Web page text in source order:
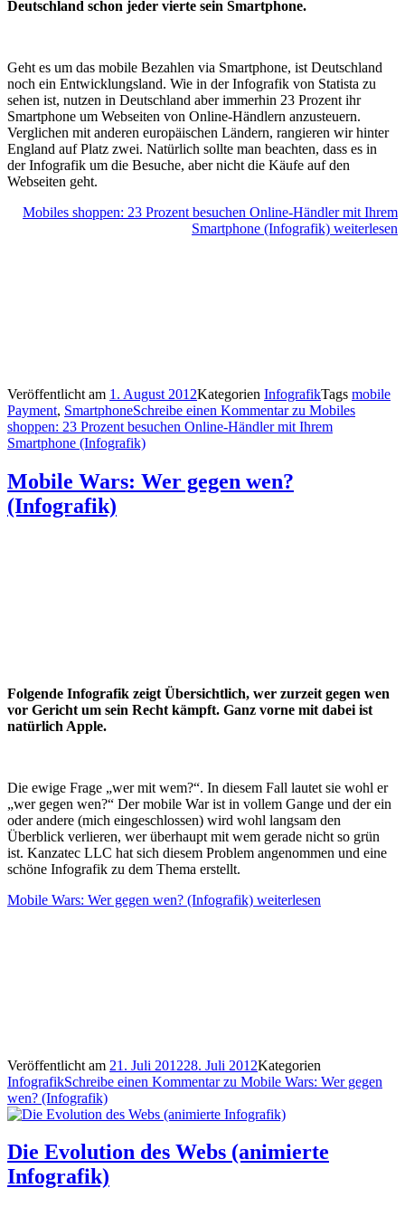
Deutschland schon jeder vierte sein Smartphone.
Geht es um das mobile Bezahlen via Smartphone, ist Deutschland
noch ein Entwicklungsland. Wie in der Infografik von Statista zu
sehen ist, nutzen in Deutschland aber immerhin 23 Prozent ihr
Smartphone um Webseiten von Online-Händlern anzusteuern.
Verglichen mit anderen europäischen Ländern, rangieren wir hinter
England auf Platz zwei. Natürlich sollte man beachten, dass es in
der Infografik um die Besuche, aber nicht die Käufe auf den
Webseiten geht.
Mobiles shoppen: 23 Prozent besuchen Online-Händler mit Ihrem
Smartphone (Infografik) weiterlesen
Veröffentlicht am 1. August 2012Kategorien InfografikTags mobile
Payment, SmartphoneSchreibe einen Kommentarzu Mobiles
shoppen: 23 Prozent besuchen Online-Händler mit Ihrem
Smartphone (Infografik)
Mobile Wars: Wer gegen wen?
(Infografik)
Folgende Infografik zeigt Übersichtlich, wer zurzeit gegen wen
vor Gericht um sein Recht kämpft. Ganz vorne mit dabei ist
natürlich Apple.
Die ewige Frage „wer mit wem?“. In diesem Fall lautet sie wohl er
„wer gegen wen?“ Der mobile War ist in vollem Gange und der ein
oder andere (mich eingeschlossen) wird wohl langsam den
Überblick verlieren, wer überhaupt mit wem gerade nicht so grün
ist. Kanzatec LLC hat sich diesem Problem angenommen und eine
schöne Infografik zu dem Thema erstellt.
Mobile Wars: Wer gegen wen? (Infografik) weiterlesen
Veröffentlicht am 21. Juli 201228. Juli 2012Kategorien
InfografikSchreibe einen Kommentarzu Mobile Wars: Wer gegen
wen? (Infografik)
Die Evolution des Webs (animierte
Infografik)